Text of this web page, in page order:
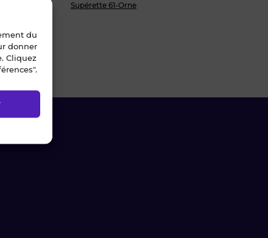
du
donner
Cliquez
Supérette 61-Orne